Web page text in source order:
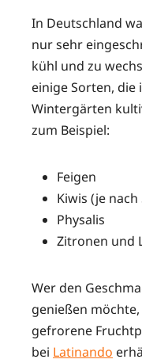
In Deutschland
nur sehr
kühl und zu
einige Sorten, die
Wintergärten
zum Beispiel:
Feigen
Kiwis (je
Physalis
Zitronen und
Wer den
genießen
gefrorene
bei Latinando